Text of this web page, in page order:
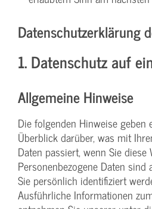
Datenschutzerklärung
1. Datenschutz auf
Allgemeine Hinweise
Die folgenden Hinweise geben
Überblick darüber, was mit
Daten passiert, wenn Sie diese
Personenbezogene Daten sind
Sie persönlich identifiziert
Ausführliche Informationen